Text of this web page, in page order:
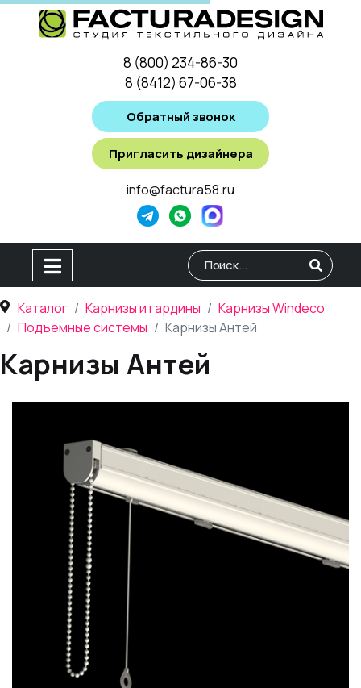
8 (800) 234-86-30
8 (8412) 67-06-38
Обратный звонок
Пригласить дизайнера
info@factura58.ru
Type 2 or more characters
Каталог
Карнизы и гардины
Карнизы Windeco
Подъемные системы
Карнизы Антей
Карнизы Антей